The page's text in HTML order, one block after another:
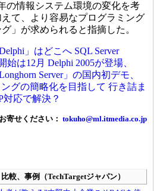
の情報システム環境の変化を考
て、より容易なプログラミング
」が求められると指摘した。
」はどこへ SQL Server
始は12月 Delphi 2005が登場、
Server」の国内初デモ、
グの簡略化を目指して 行き詰ま
応で解決？
寄せください： tokuho@ml.itmedia.co.jp